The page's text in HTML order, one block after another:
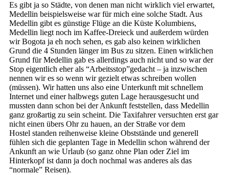
Es gibt ja so Städte, von denen man nicht wirklich viel erwartet,
Medellin beispielsweise war für mich eine solche Stadt. Aus
Medellin gibt es günstige Flüge an die Küste Kolumbiens,
Medellin liegt noch im Kaffee-Dreieck und außerdem würden
wir Bogota ja eh noch sehen, es gab also keinen wirklichen
Grund die 4 Stunden länger im Bus zu sitzen. Einen wirklichen
Grund für Medellin gab es allerdings auch nicht und so war der
Stop eigentlich eher als “Arbeitsstop”gedacht – ja inzwischen
nennen wir es so wenn wir gezielt etwas schreiben wollen
(müssen). Wir hatten uns also eine Unterkunft mit schnellem
Internet und einer halbwegs guten Lage herausgesucht und
mussten dann schon bei der Ankunft feststellen, dass Medellin
ganz großartig zu sein scheint. Die Taxifahrer versuchten erst gar
nicht einen übers Ohr zu hauen, an der Straße vor dem
Hostel standen reihenweise kleine Obststände und generell
fühlen sich die geplanten Tage in Medellin schon während der
Ankunft an wie Urlaub (so ganz ohne Plan oder Ziel im
Hinterkopf ist dann ja doch nochmal was anderes als das
“normale” Reisen).